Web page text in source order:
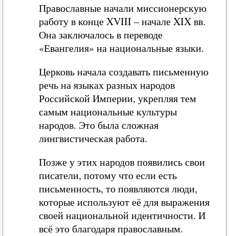
Православные начали миссионерскую
работу в конце XVIII – начале XIX вв.
Она заключалось в переводе
«Евангелия» на национальные языки.
Церковь начала создавать письменную
речь на языках разных народов
Российской Империи, укрепляя тем
самым национальные культуры
народов. Это была сложная
лингвистическая работа.
Позже у этих народов появились свои
писатели, потому что если есть
письменность, то появляются люди,
которые используют её для выражения
своей национальной идентичности. И
всё это благодаря православным.